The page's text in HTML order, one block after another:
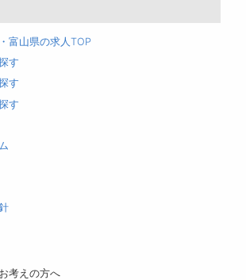
富山県の求人TOP
す
す
す
考えの方へ